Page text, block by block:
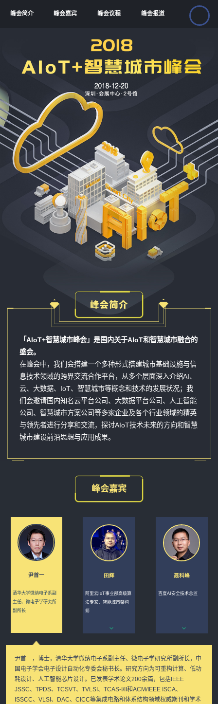
峰会简介 峰会嘉宾 峰会议程 峰会报道
「AIoT+智慧城市峰会」是国内关于AIoT和智慧城市融合的
盛会。
在峰会中，我们会搭建一个多种形式搭建城市基础设施与信
息技术领域的跨界交流合作平台，从多个层面深入介绍AI、
云、大数据、IoT、智慧城市等概念和技术的发展状况；我
们会邀请国内知名云平台公司、大数据平台公司、人工智能
公司、智慧城市方案公司等多家企业及各个行业领域的精英
与领先者进行分享和交流，探讨AIoT技术未来的方向和智慧
城市建设前沿思想与应用成果。
峰会嘉宾
尹首一
清华大学微纳电子系副
主任、微电子学研究所
副所长
田辉
阿里云IoT事业部高级算
法专家、智能城市架构
师
聂科峰
百度AI安全技术总监
尹首一，博士，清华大学微纳电子系副主任、微电子学研究所副所长，中
国电子学会电子设计自动化专委会秘书长。研究方向为可重构计算、低功
耗设计、人工智能芯片设计。已发表学术论文200余篇，包括IEEE
JSSC、TPDS、TCSVT、TVLSI、TCAS-I/II和ACM/IEEE ISCA、
ISSCC、VLSI、DAC、CICC等集成电路和体系结构领域权威期刊和学术